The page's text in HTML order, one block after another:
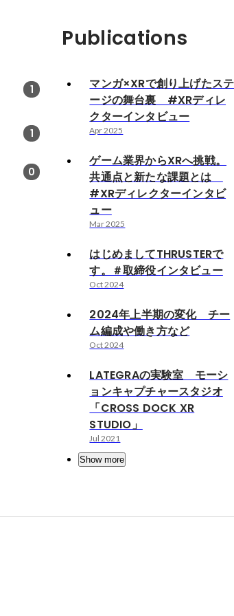
1
1
0
Publications
マンガ×XRで創り上げたステ
ージの舞台裏 #XRディレ
クターインタビュー
Apr 2025
ゲーム業界からXRへ挑戦。
共通点と新たな課題とは
#XRディレクターインタビ
ュー
Mar 2025
はじめましてTHRUSTERで
す。＃取締役インタビュー
Oct 2024
2024年上半期の変化 チー
ム編成や働き方など
Oct 2024
LATEGRAの実験室 モーシ
ョンキャプチャースタジオ
「CROSS DOCK XR
STUDIO」
Jul 2021
Show more